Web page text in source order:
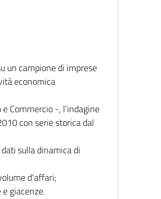
un campione di imprese
economica
Commercio -, l’indagine
con serie storica dal
sulla dinamica di
d'affari;
giacenze.